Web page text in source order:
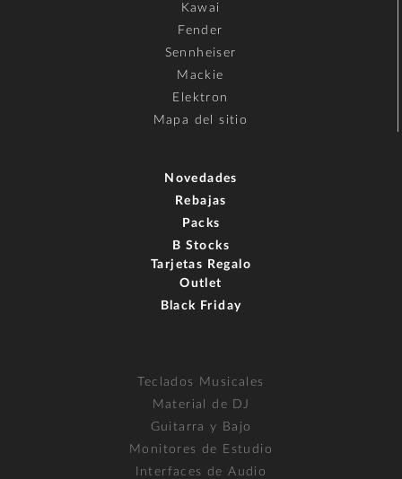
Kawai
Fender
Sennheiser
Mackie
Elektron
Mapa del sitio
Novedades
Rebajas
Packs
B Stocks
Tarjetas Regalo
Outlet
Black Friday
Teclados Musicales
Material de DJ
Guitarra y Bajo
Monitores de Estudio
Interfaces de Audio